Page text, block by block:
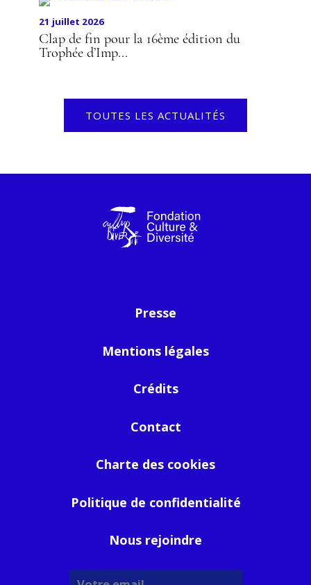
21 juillet 2026
Clap de fin pour la 16ème édition du
Trophée d’Imp...
TOUTES LES ACTUALITÉS
Presse
Mentions légales
Crédits
Contact
Charte des cookies
Politique de confidentialité
Nous rejoindre